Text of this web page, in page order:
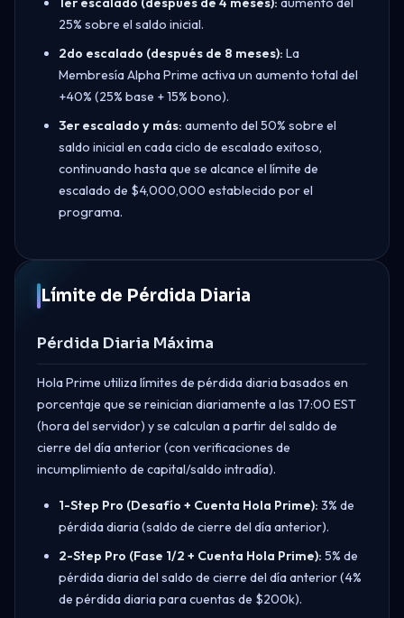
25% sobre el saldo inicial.
2do escalado (después de 8 meses): La
Membresía Alpha Prime activa un aumento total del
+40% (25% base + 15% bono).
3er escalado y más: aumento del 50% sobre el
saldo inicial en cada ciclo de escalado exitoso,
continuando hasta que se alcance el límite de
escalado de $4,000,000 establecido por el
programa.
Límite de Pérdida Diaria
Pérdida Diaria Máxima
Hola Prime utiliza límites de pérdida diaria basados en
porcentaje que se reinician diariamente a las 17:00 EST
(hora del servidor) y se calculan a partir del saldo de
cierre del día anterior (con verificaciones de
incumplimiento de capital/saldo intradía).
1-Step Pro (Desafío + Cuenta Hola Prime): 3% de
pérdida diaria (saldo de cierre del día anterior).
2-Step Pro (Fase 1/2 + Cuenta Hola Prime): 5% de
pérdida diaria del saldo de cierre del día anterior (4%
de pérdida diaria para cuentas de $200k).